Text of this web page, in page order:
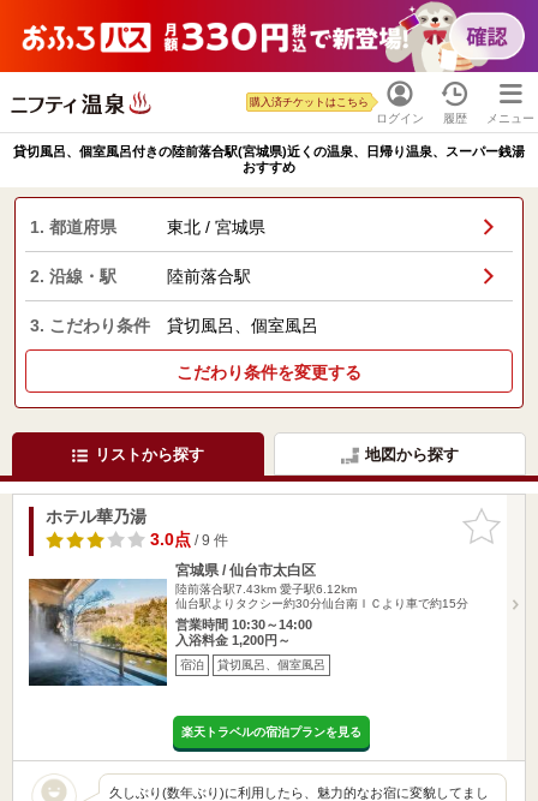
ログイン
購入済チケットはこちら
履歴 メニュー
貸切風呂、個室風呂付きの陸前落合駅(宮城県)近くの温泉、日帰り温泉、スーパー銭湯
おすすめ
1. 都道府県 東北 / 宮城県
2. 沿線・駅 陸前落合駅
3. こだわり条件 貸切風呂、個室風呂
こだわり条件を変更する
リストから探す 地図から探す
お気に入
りに追加
ホテル華乃湯
3.0点/ 9 件
宮城県 / 仙台市太白区
陸前落合駅7.43km 愛子駅6.12km
仙台駅よりタクシー約30分仙台南ＩＣより車で約15分
営業時間 10:30～14:00
入浴料金 1,200円～
宿泊 貸切風呂、個室風呂
楽天トラベルの宿泊プランを見る
久しぶり(数年ぶり)に利用したら、魅力的なお宿に変貌してまし